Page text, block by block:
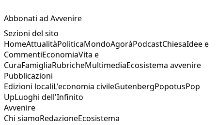
Abbonati ad Avvenire
Sezioni del sito
HomeAttualitàPoliticaMondoAgoràPodcastChiesaIdee e
CommentiEconomiaVita e
CuraFamigliaRubricheMultimediaEcosistema avvenire
Pubblicazioni
Edizioni localiL'economia civileGutenbergPopotusPop
UpLuoghi dell'Infinito
Avvenire
Chi siamoRedazioneEcosistema